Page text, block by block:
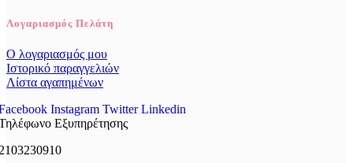
Λογαριασμός Πελάτη
Ο λογαριασμός μου
Ιστορικό παραγγελιών
Λίστα αγαπημένων
Instagram Twitter Linkedin
Εξυπηρέτησης